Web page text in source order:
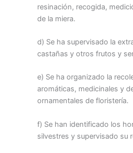
resinación, recogida,
de la miera.
d) Se ha supervisado la
castañas y otros frutos y
e) Se ha organizado la
aromáticas, medicinales y
ornamentales de floristería.
f) Se han identificado los
silvestres y supervisado su